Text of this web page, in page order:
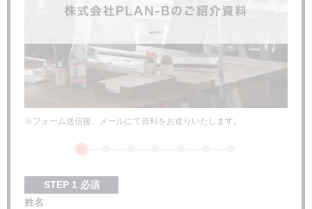
※フォーム送信後、メールにて資料をお送りいたします。
STEP 1 必須
姓名